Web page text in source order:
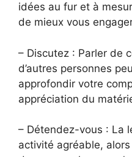
idées au fur et à
de mieux vous
– Discutez : Parler de
d’autres personnes
approfondir votre
appréciation du
– Détendez-vous : La
activité agréable,